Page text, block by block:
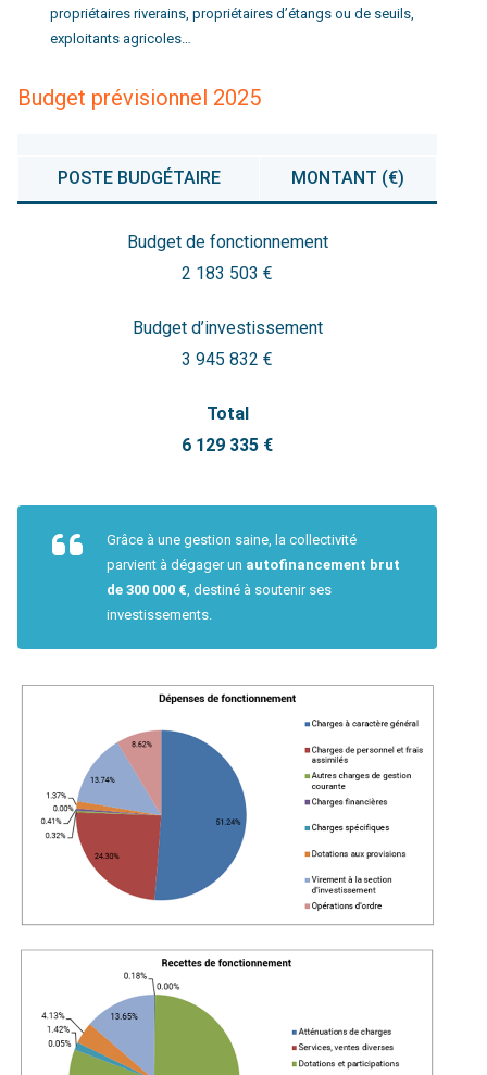
propriétaires riverains, propriétaires d’étangs ou de seuils,
exploitants agricoles…
Budget prévisionnel 2025
POSTE BUDGÉTAIRE MONTANT (€)
Budget de fonctionnement
2 183 503 €
Budget d’investissement
3 945 832 €
Total
6 129 335 €
Grâce à une gestion saine, la collectivité
parvient à dégager un autofinancement brut
de 300 000 €, destiné à soutenir ses
investissements.